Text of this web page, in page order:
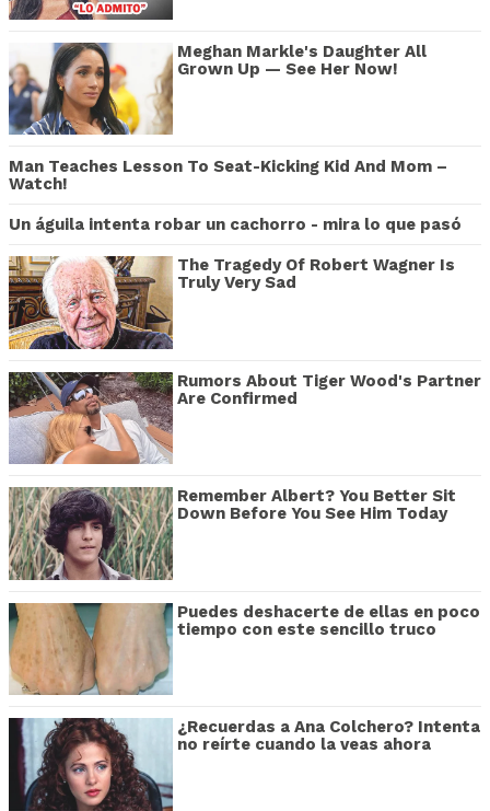
Meghan Markle's Daughter All
Grown Up — See Her Now!
Man Teaches Lesson To Seat-Kicking Kid And Mom –
Watch!
Un águila intenta robar un cachorro - mira lo que pasó
The Tragedy Of Robert Wagner Is
Truly Very Sad
Rumors About Tiger Wood's Partner
Are Confirmed
Remember Albert? You Better Sit
Down Before You See Him Today
Puedes deshacerte de ellas en poco
tiempo con este sencillo truco
¿Recuerdas a Ana Colchero? Intenta
no reírte cuando la veas ahora